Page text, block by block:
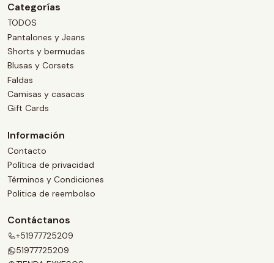
Categorías
TODOS
Pantalones y Jeans
Shorts y bermudas
Blusas y Corsets
Faldas
Camisas y casacas
Gift Cards
Información
Contacto
Política de privacidad
Términos y Condiciones
Politica de reembolso
Contáctanos
+51977725209
51977725209